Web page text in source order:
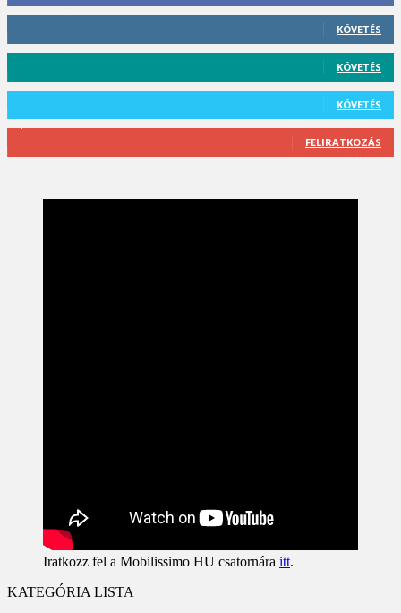
KÖVETÉS
KÖVETÉS
KÖVETÉS
FELIRATKOZÁS
Iratkozz fel a Mobilissimo HU csatornára itt.
KATEGÓRIA LISTA